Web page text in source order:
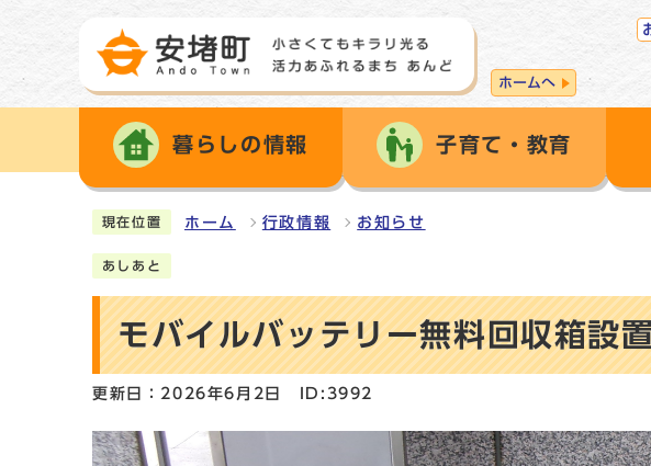
ホームへ
暮らしの情報 子育て・教育
現在位置 ホーム 行政情報 お知らせ
あしあと
モバイルバッテリー無料回収箱設
更新日：2026年6月2日 ID:3992